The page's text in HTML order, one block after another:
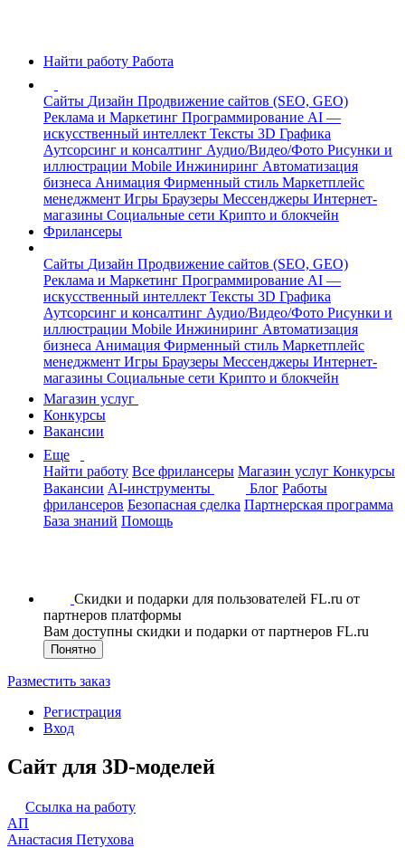
Найти работу Работа
Сайты Дизайн Продвижение сайтов (SEO, GEO)
Реклама и Маркетинг Программирование AI —
искусственный интеллект Тексты 3D Графика
Аутсорсинг и консалтинг Аудио/Видео/Фото Рисунки и
иллюстрации Mobile Инжиниринг Автоматизация
бизнеса Анимация Фирменный стиль Маркетплейс
менеджмент Игры Браузеры Мессенджеры Интернет-
магазины Социальные сети Крипто и блокчейн
Фрилансеры
Сайты Дизайн Продвижение сайтов (SEO, GEO)
Реклама и Маркетинг Программирование AI —
искусственный интеллект Тексты 3D Графика
Аутсорсинг и консалтинг Аудио/Видео/Фото Рисунки и
иллюстрации Mobile Инжиниринг Автоматизация
бизнеса Анимация Фирменный стиль Маркетплейс
менеджмент Игры Браузеры Мессенджеры Интернет-
магазины Социальные сети Крипто и блокчейн
Магазин услуг
Конкурсы
Вакансии
Еще
Найти работу Все фрилансеры Магазин услуг Конкурсы
Вакансии AI-инструменты Блог Работы
фрилансеров Безопасная сделка Партнерская программа
База знаний Помощь
Скидки и подарки для пользователей FL.ru от
партнеров платформы
Вам доступны скидки и подарки от партнеров FL.ru
Понятно
Разместить заказ
Регистрация
Вход
Сайт для 3D-моделей
Ссылка на работу
АП
Анастасия Петухова